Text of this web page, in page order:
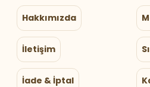
Hakkımızda
İletişim
İade & İptal